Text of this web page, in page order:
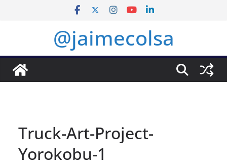
@jaimecolsa
Truck-Art-Project-
Yorokobu-1